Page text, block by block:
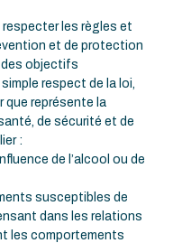
les règles et
et de protection
objectifs
respect de la loi,
que représente la
de sécurité et de
:
de l’alcool ou de
susceptibles de
dans les relations
les comportements